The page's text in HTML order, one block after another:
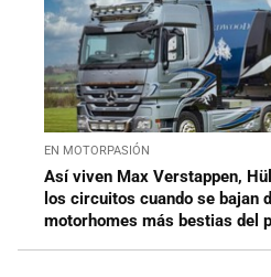
EN MOTORPASIÓN
Así viven Max Verstappen,
los circuitos cuando se bajan
motorhomes más bestias del